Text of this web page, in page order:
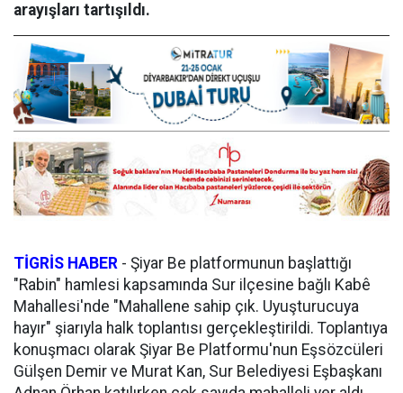
arayışları tartışıldı.
TİGRİS HABER - Şiyar Be platformunun başlattığı
"Rabin" hamlesi kapsamında Sur ilçesine bağlı Kabê
Mahallesi'nde "Mahallene sahip çık. Uyuşturucuya
hayır" şiarıyla halk toplantısı gerçekleştirildi. Toplantıya
konuşmacı olarak Şiyar Be Platformu'nun Eşsözcüleri
Gülşen Demir ve Murat Kan, Sur Belediyesi Eşbaşkanı